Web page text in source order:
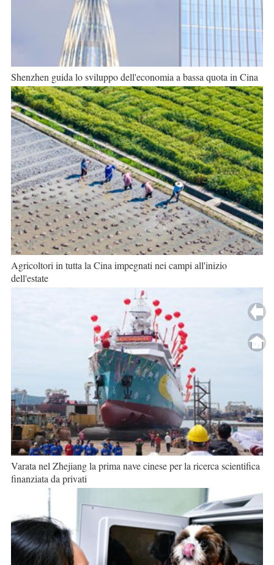
Shenzhen guida lo sviluppo dell'economia a bassa quota in Cina
Agricoltori in tutta la Cina impegnati nei campi all'inizio
dell'estate
Varata nel Zhejiang la prima nave cinese per la ricerca scientifica
finanziata da privati